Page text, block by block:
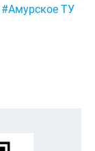
#Амурское ТУ